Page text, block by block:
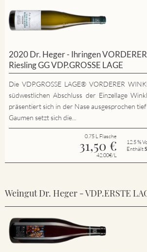
2020 Dr. Heger - Ihringen
Riesling GG VDP.GROSSE LAGE
Die VDP.GROSSE LAGE® VORDERER
südwestlichen Abschluss der Einzellage
präsentiert sich in der Nase ausgesprochen
Gaumen setzt sich die...
0.75 L Flasche
31,50 €
42.00€/L
12.5 %
Enthält
Weingut Dr. Heger - VDP.ERSTE